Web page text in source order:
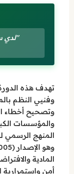
"لدي
تهدف هذه
وفنيي النظم
وتصحيح أخطاء
والمؤسسات
المادية
أمن واستمرارية